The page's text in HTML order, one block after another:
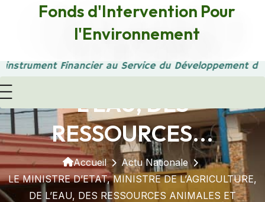
Fonds d'Intervention Pour
l'Environnement
Financier au Service du Développement
LE MINISTRE D’ETAT,
MINISTRE DE
L’AGRICULTURE, DE
L’EAU, DES
RESSOURCES...
Accueil
Actu Nationale
LE MINISTRE D’ETAT, MINISTRE DE L’AGRICULTURE,
DE L’EAU, DES RESSOURCES ANIMALES ET